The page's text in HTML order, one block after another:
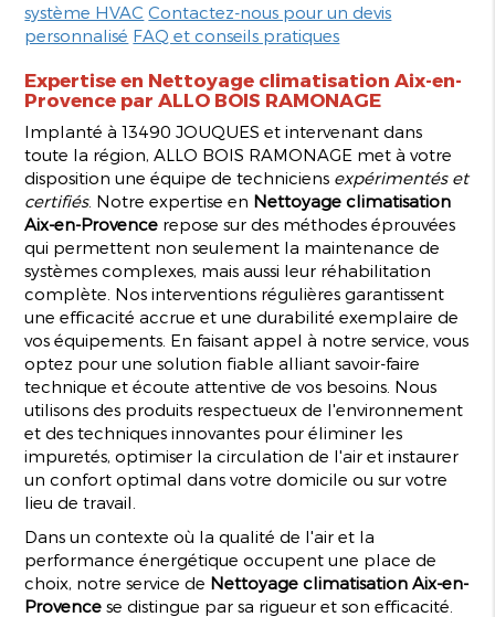
système HVAC Contactez-nous pour un devis
personnalisé FAQ et conseils pratiques
Expertise en Nettoyage climatisation Aix-en-
Provence par ALLO BOIS RAMONAGE
Implanté à 13490 JOUQUES et intervenant dans
toute la région, ALLO BOIS RAMONAGE met à votre
disposition une équipe de techniciens expérimentés et
certifiés. Notre expertise en Nettoyage climatisation
Aix-en-Provence repose sur des méthodes éprouvées
qui permettent non seulement la maintenance de
systèmes complexes, mais aussi leur réhabilitation
complète. Nos interventions régulières garantissent
une efficacité accrue et une durabilité exemplaire de
vos équipements. En faisant appel à notre service, vous
optez pour une solution fiable alliant savoir-faire
technique et écoute attentive de vos besoins. Nous
utilisons des produits respectueux de l'environnement
et des techniques innovantes pour éliminer les
impuretés, optimiser la circulation de l'air et instaurer
un confort optimal dans votre domicile ou sur votre
lieu de travail.
Dans un contexte où la qualité de l'air et la
performance énergétique occupent une place de
choix, notre service de Nettoyage climatisation Aix-en-
Provence se distingue par sa rigueur et son efficacité.